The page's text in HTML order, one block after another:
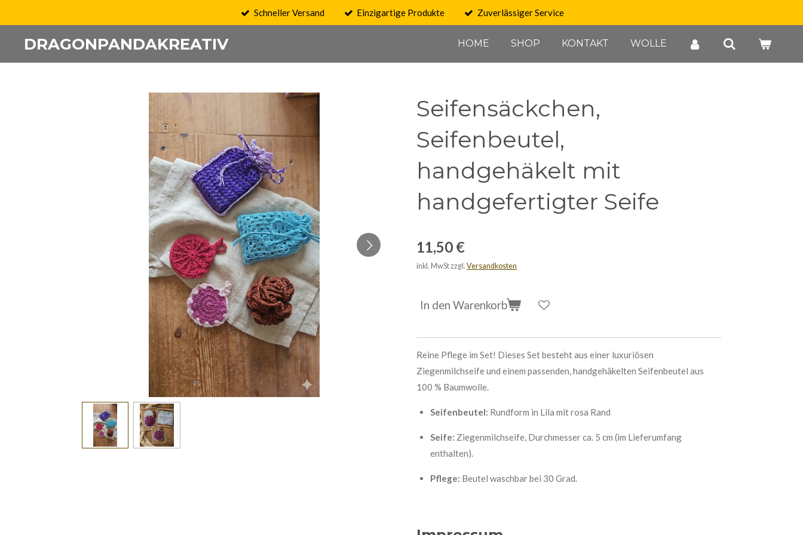
springen
Schneller Versand Einzigartige Produkte Zuverlässiger Service
DRAGONPANDAKREATIV HOME SHOP KONTAKT WOLLE
Seifensäckchen,
Seifenbeutel,
handgehäkelt mit
handgefertigter Seife
11,50 €
inkl. MwSt zzgl. Versandkosten
In den Warenkorb
Reine Pflege im Set! Dieses Set besteht aus einer luxuriösen
Ziegenmilchseife und einem passenden, handgehäkelten Seifenbeutel aus
100 % Baumwolle.
Seifenbeutel: Rundform in Lila mit rosa Rand
Seife: Ziegenmilchseife, Durchmesser ca. 5 cm (im Lieferumfang
enthalten).
Pflege: Beutel waschbar bei 30 Grad.